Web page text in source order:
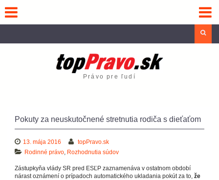
content
Právo pre ľudí
Pokuty za neuskutočnené stretnutia rodiča s dieťaťom
13. mája 2016
topPravo.sk
Rodinné právo, Rozhodnutia súdov
Zástupkyňa vlády SR pred ESĽP zaznamenáva v ostatnom období
nárast oznámení o prípadoch automatického ukladania pokút za to, že